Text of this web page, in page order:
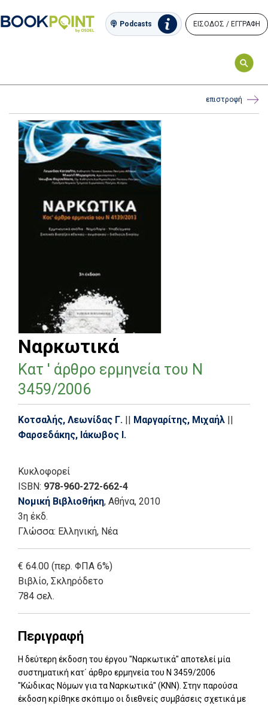
Podcasts ΕΙΣΟΔΟΣ / ΕΓΓΡΑΦΗ
επιστροφή
Ναρκωτικά
Κατ ' άρθρο ερμηνεία του Ν
3459/2006
Κοτσαλής, Λεωνίδας Γ. Μαργαρίτης, Μιχαήλ
Φαρσεδάκης, Ιάκωβος Ι.
Κυκλοφορεί
ISBN: 978-960-272-662-4
Νομική Βιβλιοθήκη, Αθήνα, 2010
3η έκδ.
Γλώσσα: Ελληνική, Νέα
€ 64.00 (περ. ΦΠΑ 6%)
Βιβλίο, Σκληρόδετο
784 σελ.
Περιγραφή
Η δεύτερη έκδοση του έργου "Ναρκωτικά" αποτελεί μία
συστηματική κατ΄ άρθρο ερμηνεία του Ν 3459/2006
"Κώδικας Νόμων για τα Ναρκωτικά" (ΚΝΝ). Στην παρούσα
έκδοση κρίθηκε σκόπιμο οι διεθνείς συμβάσεις σχετικά με